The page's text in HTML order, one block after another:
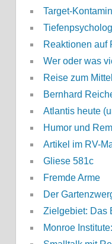
Target-
Reaktionen auf
Wer oder was
Reise zum
Bernhard
Atlantis heute
Humor und
Artikel im RV-
Gliese 581c
Fremde Arme
Der
Zielgebiet: Das
Monroe